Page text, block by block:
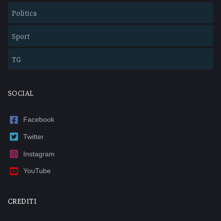
Politica
Sport
TG
SOCIAL
Facebook
Twitter
Instagram
YouTube
CREDITI